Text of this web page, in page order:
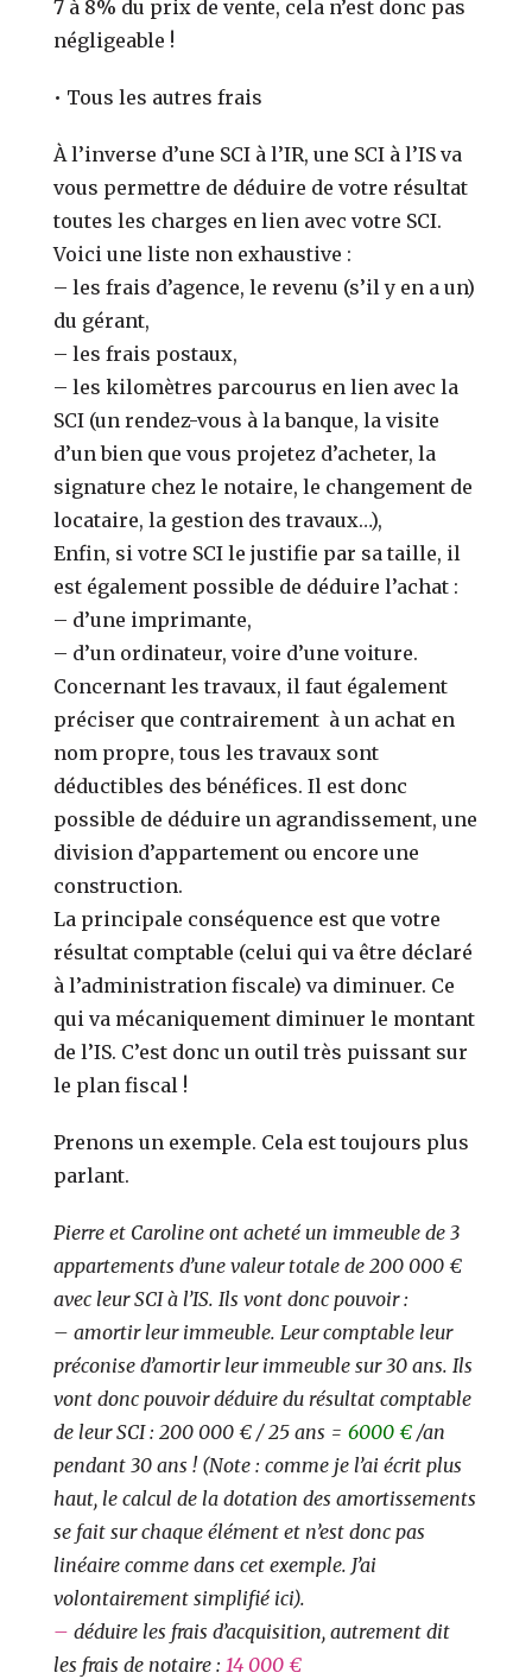
7 à 8% du prix de vente, cela n’est donc pas
négligeable !
• Tous les autres frais
À l’inverse d’une SCI à l’IR, une SCI à l’IS va
vous permettre de déduire de votre résultat
toutes les charges en lien avec votre SCI.
Voici une liste non exhaustive :
– les frais d’agence, le revenu (s’il y en a un)
du gérant,
– les frais postaux,
– les kilomètres parcourus en lien avec la
SCI (un rendez-vous à la banque, la visite
d’un bien que vous projetez d’acheter, la
signature chez le notaire, le changement de
locataire, la gestion des travaux…),
Enfin, si votre SCI le justifie par sa taille, il
est également possible de déduire l’achat :
– d’une imprimante,
– d’un ordinateur, voire d’une voiture.
Concernant les travaux, il faut également
préciser que contrairement à un achat en
nom propre, tous les travaux sont
déductibles des bénéfices. Il est donc
possible de déduire un agrandissement, une
division d’appartement ou encore une
construction.
La principale conséquence est que votre
résultat comptable (celui qui va être déclaré
à l’administration fiscale) va diminuer. Ce
qui va mécaniquement diminuer le montant
de l’IS. C’est donc un outil très puissant sur
le plan fiscal !
Prenons un exemple. Cela est toujours plus
parlant.
Pierre et Caroline ont acheté un immeuble de 3
appartements d’une valeur totale de 200 000 €
avec leur SCI à l’IS. Ils vont donc pouvoir :
– amortir leur immeuble. Leur comptable leur
préconise d’amortir leur immeuble sur 30 ans. Ils
vont donc pouvoir déduire du résultat comptable
de leur SCI : 200 000 € / 25 ans =6000 € /an
pendant 30 ans ! (Note : comme je l’ai écrit plus
haut, le calcul de la dotation des amortissements
se fait sur chaque élément et n’est donc pas
linéaire comme dans cet exemple. J’ai
volontairement simplifié ici).
– déduire les frais d’acquisition, autrement dit
les frais de notaire : 14 000 €